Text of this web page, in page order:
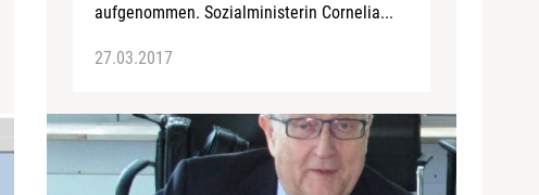
aufgenommen. Sozialministerin Cornelia...
27.03.2017